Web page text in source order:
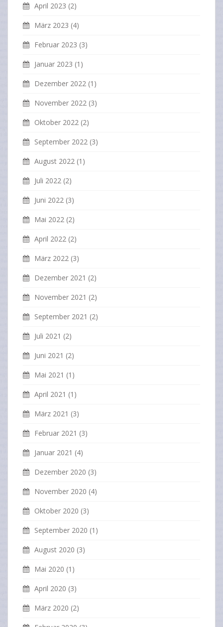
April 2023 (2)
März 2023 (4)
Februar 2023 (3)
Januar 2023 (1)
Dezember 2022 (1)
November 2022 (3)
Oktober 2022 (2)
September 2022 (3)
August 2022 (1)
Juli 2022 (2)
Juni 2022 (3)
Mai 2022 (2)
April 2022 (2)
März 2022 (3)
Dezember 2021 (2)
November 2021 (2)
September 2021 (2)
Juli 2021 (2)
Juni 2021 (2)
Mai 2021 (1)
April 2021 (1)
März 2021 (3)
Februar 2021 (3)
Januar 2021 (4)
Dezember 2020 (3)
November 2020 (4)
Oktober 2020 (3)
September 2020 (1)
August 2020 (3)
Mai 2020 (1)
April 2020 (3)
März 2020 (2)